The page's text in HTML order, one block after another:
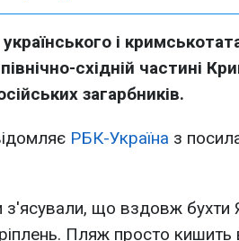
і
східній частині
загарбників.
РБК-Україна з
з'ясували, що вздовж бухти
Пляж просто